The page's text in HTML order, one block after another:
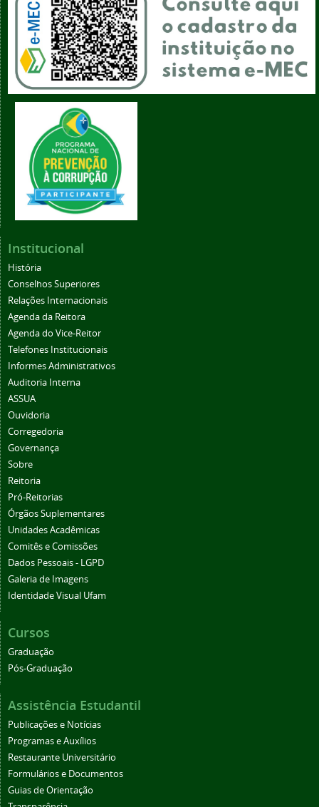
Institucional
História
Conselhos Superiores
Relações Internacionais
Agenda da Reitora
Agenda do Vice-Reitor
Telefones Institucionais
Informes Administrativos
Auditoria Interna
ASSUA
Ouvidoria
Corregedoria
Governança
Sobre
Reitoria
Pró-Reitorias
Órgãos Suplementares
Unidades Acadêmicas
Comitês e Comissões
Dados Pessoais - LGPD
Galeria de Imagens
Identidade Visual Ufam
Cursos
Graduação
Pós-Graduação
Assistência Estudantil
Publicações e Notícias
Programas e Auxílios
Restaurante Universitário
Formulários e Documentos
Guias de Orientação